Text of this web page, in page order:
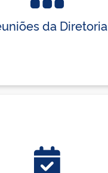
da Diretoria